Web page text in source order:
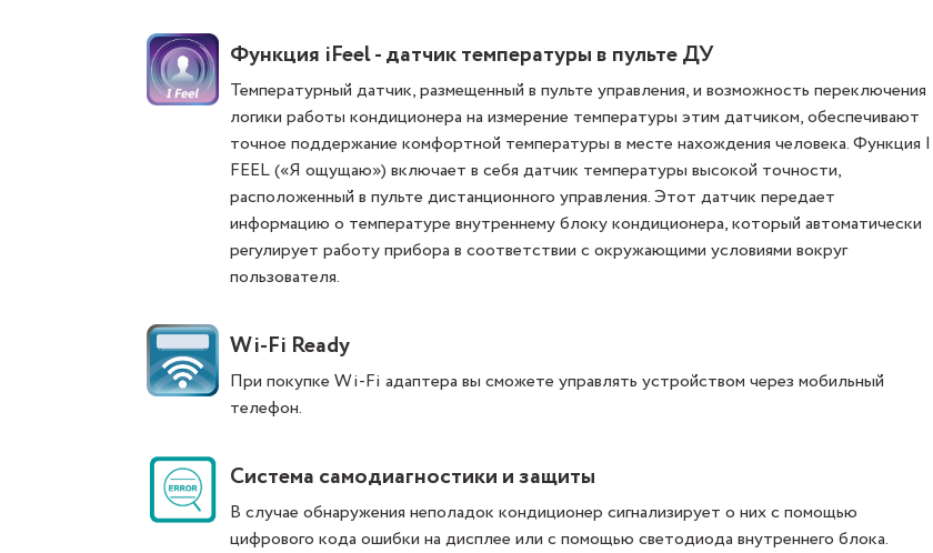
Функция iFeel - датчик температуры в пульте ДУ
Температурный датчик, размещенный в пульте управления, и возможность переключения
логики работы кондиционера на измерение температуры этим датчиком, обеспечивают
точное поддержание комфортной температуры в месте нахождения человека. Функция I
FEEL («Я ощущаю») включает в себя датчик температуры высокой точности,
расположенный в пульте дистанционного управления. Этот датчик передает
информацию о температуре внутреннему блоку кондиционера, который автоматически
регулирует работу прибора в соответствии с окружающими условиями вокруг
пользователя.
Wi-Fi Ready
При покупке Wi-Fi адаптера вы сможете управлять устройством через мобильный
телефон.
Система самодиагностики и защиты
В случае обнаружения неполадок кондиционер сигнализирует о них с помощью
цифрового кода ошибки на дисплее или с помощью светодиода внутреннего блока.